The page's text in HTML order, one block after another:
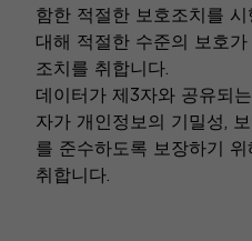
함한 적절한 보호조치를
대해 적절한 수준의 보호
조치를 취합니다.
데이터가 제3자와 공유되
자가 개인정보의 기밀성,
를 준수하도록 보장하기
취합니다.